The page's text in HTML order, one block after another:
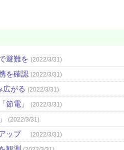
避難を (2022/3/31)
を確認 (2022/3/31)
広がる (2022/3/31)
節電」 (2022/3/31)
(2022/3/31)
ップ (2022/3/31)